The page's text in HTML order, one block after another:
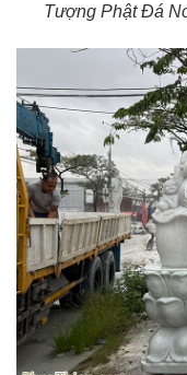
Tượng Phật Đá